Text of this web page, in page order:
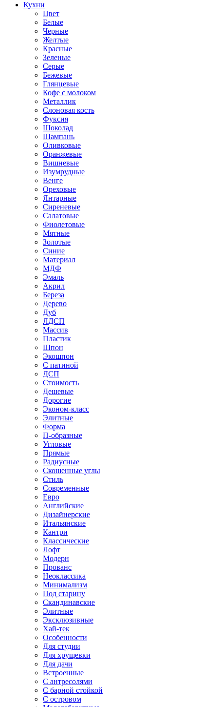
Кухни
Цвет
Белые
Черные
Желтые
Красные
Зеленые
Серые
Бежевые
Глянцевые
Кофе с молоком
Металлик
Слоновая кость
Фуксия
Шоколад
Шампань
Оливковые
Оранжевые
Вишневые
Изумрудные
Венге
Ореховые
Янтарные
Сиреневые
Салатовые
Фиолетовые
Мятные
Золотые
Синие
Материал
МДФ
Эмаль
Акрил
Береза
Дерево
Дуб
ЛДСП
Массив
Пластик
Шпон
Экошпон
С патиной
ДСП
Стоимость
Дешевые
Дорогие
Эконом-класс
Элитные
Форма
П-образные
Угловые
Прямые
Радиусные
Скошенные углы
Стиль
Современные
Евро
Английские
Дизайнерские
Итальянские
Кантри
Классические
Лофт
Модерн
Прованс
Неоклассика
Минимализм
Под старину
Скандинавские
Элитные
Эксклюзивные
Хай-тек
Особенности
Для студии
Для хрущевки
Для дачи
Встроенные
С антресолями
С барной стойкой
С островом